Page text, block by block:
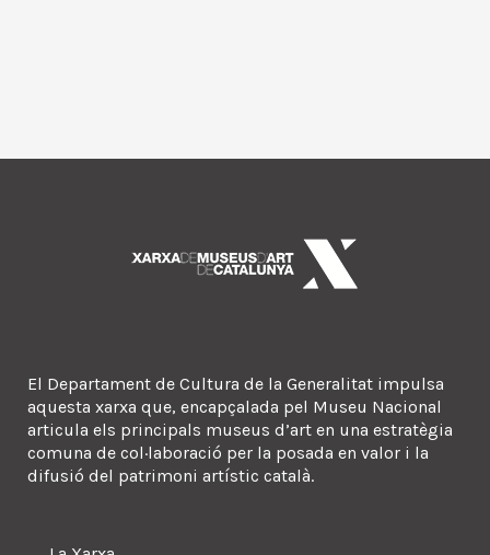
El Departament de Cultura de la Generalitat impulsa
aquesta xarxa que, encapçalada pel Museu Nacional
articula els principals museus d’art en una estratègia
comuna de col·laboració per la posada en valor i la
difusió del patrimoni artístic català.